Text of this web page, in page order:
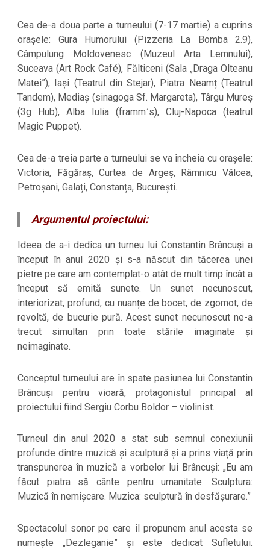
Cea de-a doua parte a turneului (7-17 martie) a cuprins
orașele: Gura Humorului (Pizzeria La Bomba 2.9),
Câmpulung Moldovenesc (Muzeul Arta Lemnului),
Suceava (Art Rock Café), Fălticeni (Sala „Draga Olteanu
Matei”), Iași (Teatrul din Stejar), Piatra Neamț (Teatrul
Tandem), Mediaș (sinagoga Sf. Margareta), Târgu Mureș
(3g Hub), Alba Iulia (frammʾs), Cluj-Napoca (teatrul
Magic Puppet).
Cea de-a treia parte a turneului se va încheia cu orașele:
Victoria, Făgăraș, Curtea de Argeș, Râmnicu Vâlcea,
Petroșani, Galați, Constanța, București.
Argumentul proiectului:
Ideea de a-i dedica un turneu lui Constantin Brâncuși a
început în anul 2020 și s-a născut din tăcerea unei
pietre pe care am contemplat-o atât de mult timp încât a
început să emită sunete. Un sunet necunoscut,
interiorizat, profund, cu nuanțe de bocet, de zgomot, de
revoltă, de bucurie pură. Acest sunet necunoscut ne-a
trecut simultan prin toate stările imaginate și
neimaginate.
Conceptul turneului are în spate pasiunea lui Constantin
Brâncuși pentru vioară, protagonistul principal al
proiectului fiind Sergiu Corbu Boldor – violinist.
Turneul din anul 2020 a stat sub semnul conexiunii
profunde dintre muzică și sculptură și a prins viață prin
transpunerea în muzică a vorbelor lui Brâncuși: „Eu am
făcut piatra să cânte pentru umanitate. Sculptura:
Muzică în nemișcare. Muzica: sculptură în desfășurare.”
Spectacolul sonor pe care îl propunem anul acesta se
numește „Dezleganie” și este dedicat Sufletului.